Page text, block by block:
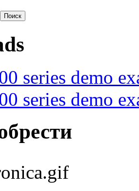
series demo
series demo